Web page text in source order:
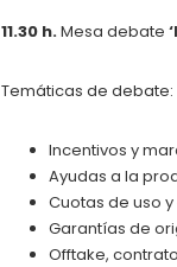
11.30 h.Mesa debate‘
Temáticas de debate:
Incentivos y
Ayudas a la
Cuotas de uso
Garantías de
Offtake,